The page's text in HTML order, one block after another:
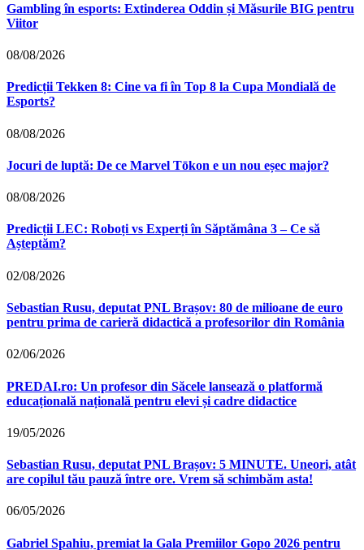
Gambling în esports: Extinderea Oddin și Măsurile BIG pentru
Viitor
08/08/2026
Predicții Tekken 8: Cine va fi în Top 8 la Cupa Mondială de
Esports?
08/08/2026
Jocuri de luptă: De ce Marvel Tōkon e un nou eșec major?
08/08/2026
Predicții LEC: Roboți vs Experți în Săptămâna 3 – Ce să
Așteptăm?
02/08/2026
Sebastian Rusu, deputat PNL Brașov: 80 de milioane de euro
pentru prima de carieră didactică a profesorilor din România
02/06/2026
PREDAI.ro: Un profesor din Săcele lansează o platformă
educațională națională pentru elevi și cadre didactice
19/05/2026
Sebastian Rusu, deputat PNL Brașov: 5 MINUTE. Uneori, atât
are copilul tău pauză între ore. Vrem să schimbăm asta!
06/05/2026
Gabriel Spahiu, premiat la Gala Premiilor Gopo 2026 pentru